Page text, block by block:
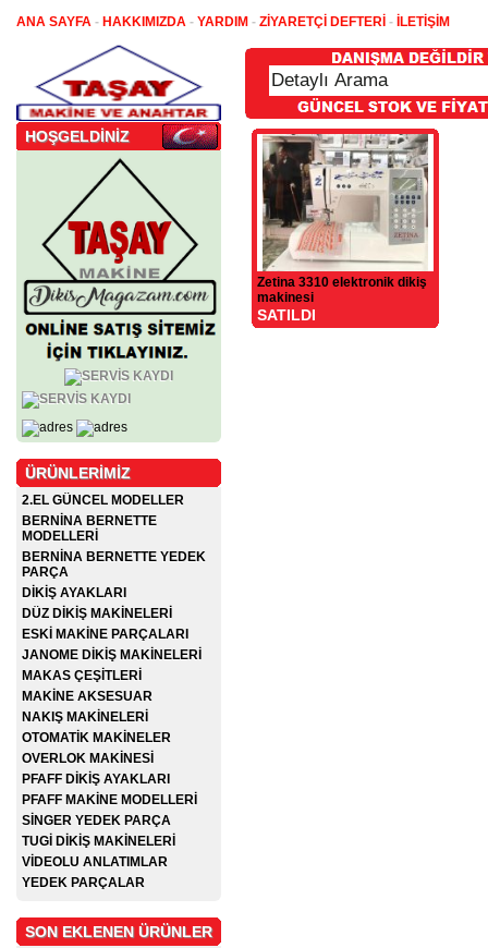
ANA SAYFA - HAKKIMIZDA - YARDIM - ZİYARETÇİ DEFTERİ - İLETİŞİM
HOŞGELDİNİZ
ÜRÜNLERİMİZ
2.EL GÜNCEL MODELLER
BERNİNA BERNETTE
MODELLERİ
BERNİNA BERNETTE YEDEK
PARÇA
DİKİŞ AYAKLARI
DÜZ DİKİŞ MAKİNELERİ
ESKİ MAKİNE PARÇALARI
JANOME DİKİŞ MAKİNELERİ
MAKAS ÇEŞİTLERİ
MAKİNE AKSESUAR
NAKIŞ MAKİNELERİ
OTOMATİK MAKİNELER
OVERLOK MAKİNESİ
PFAFF DİKİŞ AYAKLARI
PFAFF MAKİNE MODELLERİ
SİNGER YEDEK PARÇA
TUGİ DİKİŞ MAKİNELERİ
VİDEOLU ANLATIMLAR
YEDEK PARÇALAR
SON EKLENEN ÜRÜNLER
Zetina 3310 elektronik dikiş
makinesi
SATILDI